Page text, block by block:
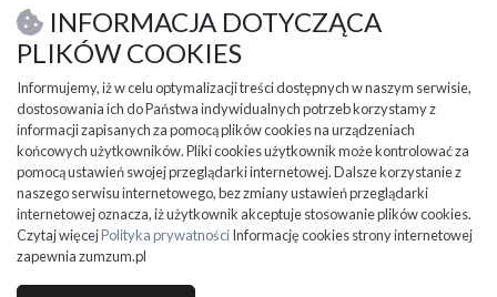
USŁUGI I NARZĘDZIA
PRZYDATNE INFORMACJE
Partnerzy
Cennik
Mapa kategorii
Mapa miejscowości
Ważne informacje
INFORMACJA DOTYCZĄCA
PLIKÓW COOKIES
Informujemy, iż w celu optymalizacji treści dostępnych w naszym serwisie,
dostosowania ich do Państwa indywidualnych potrzeb korzystamy z
informacji zapisanych za pomocą plików cookies na urządzeniach
końcowych użytkowników. Pliki cookies użytkownik może kontrolować za
pomocą ustawień swojej przeglądarki internetowej. Dalsze korzystanie z
naszego serwisu internetowego, bez zmiany ustawień przeglądarki
internetowej oznacza, iż użytkownik akceptuje stosowanie plików cookies.
Czytaj więcejPolityka prywatnościInformację cookies strony internetowej
zapewnia zumzum.pl